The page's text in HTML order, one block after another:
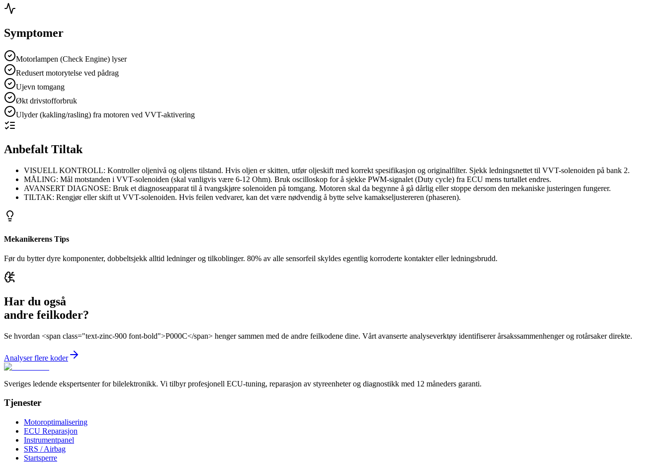
Symptomer
Motorlampen (Check Engine) lyser
Redusert motorytelse ved pådrag
Ujevn tomgang
Økt drivstofforbruk
Ulyder (kakling/rasling) fra motoren ved VVT-aktivering
Anbefalt Tiltak
VISUELL KONTROLL: Kontroller oljenivå og oljens tilstand. Hvis oljen er skitten, utfør oljeskift med korrekt spesifikasjon og originalfilter. Sjekk ledningsnettet til VVT-solenoiden på bank 2.
MÅLING: Mål motstanden i VVT-solenoiden (skal vanligvis være 6-12 Ohm). Bruk oscilloskop for å sjekke PWM-signalet (Duty cycle) fra ECU mens turtallet endres.
AVANSERT DIAGNOSE: Bruk et diagnoseapparat til å tvangskjøre solenoiden på tomgang. Motoren skal da begynne å gå dårlig eller stoppe dersom den mekaniske justeringen fungerer.
TILTAK: Rengjør eller skift ut VVT-solenoiden. Hvis feilen vedvarer, kan det være nødvendig å bytte selve kamakseljustereren (phaseren).
Mekanikerens Tips
Før du bytter dyre komponenter, dobbeltsjekk alltid ledninger og tilkoblinger. 80% av alle sensorfeil skyldes egentlig korroderte kontakter eller ledningsbrudd.
Har du også
andre feilkoder?
Se hvordan <span class="text-zinc-900 font-bold">P000C</span> henger sammen med de andre feilkodene dine. Vårt avanserte analyseverktøy identifiserer årsakssammenhenger og rotårsaker direkte.
Analyser flere koder
Sveriges ledende ekspertsenter for bilelektronikk. Vi tilbyr profesjonell ECU-tuning, reparasjon av styreenheter og diagnostikk med 12 måneders garanti.
Tjenester
Motoroptimalisering
ECU Reparasjon
Instrumentpanel
SRS / Airbag
Startsperre